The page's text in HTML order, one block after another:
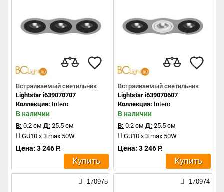
Встраиваемый светильник
Lightstar i639070707
Коллекция: Intero
В наличии
В: 0.2 см Д: 25.5 см
GU10 x 3 max 50W
Цена: 3 246 Р.
Купить
Встраиваемый светильник
Lightstar i639070607
Коллекция: Intero
В наличии
В: 0.2 см Д: 25.5 см
GU10 x 3 max 50W
Цена: 3 246 Р.
Купить
170975 170974